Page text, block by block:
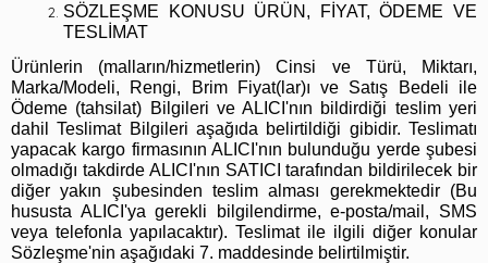
SÖZLEŞME KONUSU ÜRÜN, FİYAT, ÖDEME VE
TESLİMAT
Ürünlerin (malların/hizmetlerin) Cinsi ve Türü, Miktarı,
Marka/Modeli, Rengi, Brim Fiyat(lar)ı ve Satış Bedeli ile
Ödeme (tahsilat) Bilgileri ve ALICI'nın bildirdiği teslim yeri
dahil Teslimat Bilgileri aşağıda belirtildiği gibidir. Teslimatı
yapacak kargo firmasının ALICI'nın bulunduğu yerde şubesi
olmadığı takdirde ALICI'nın SATICI tarafından bildirilecek bir
diğer yakın şubesinden teslim alması gerekmektedir (Bu
hususta ALICI'ya gerekli bilgilendirme, e-posta/mail, SMS
veya telefonla yapılacaktır). Teslimat ile ilgili diğer konular
Sözleşme'nin aşağıdaki 7. maddesinde belirtilmiştir.